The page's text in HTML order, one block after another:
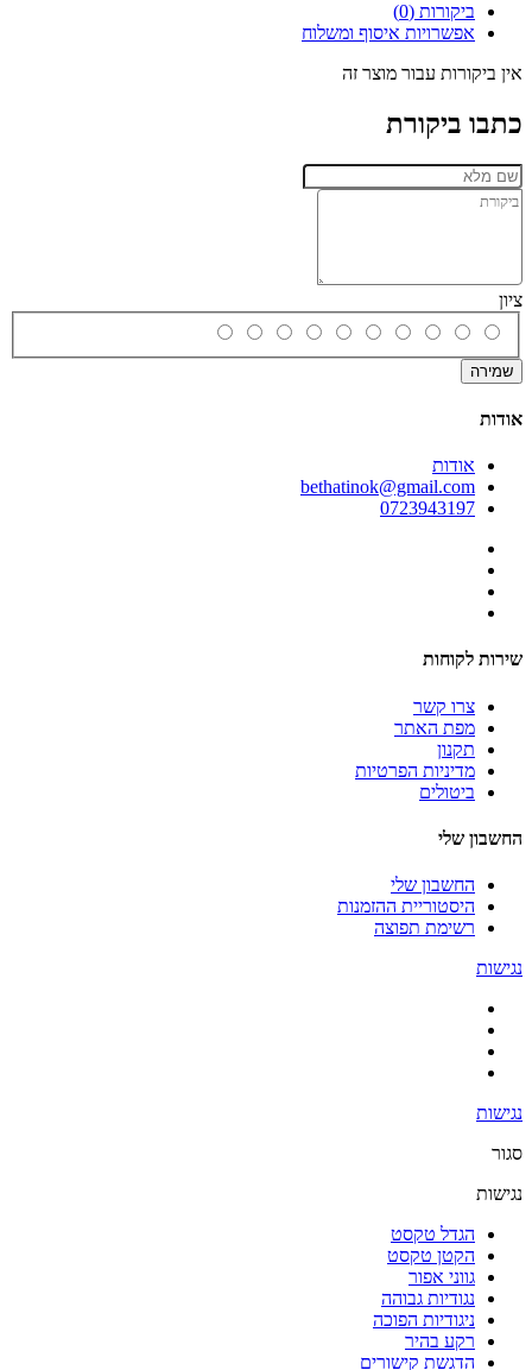
ביקורות (0)
אפשרויות איסוף ומשלוח
אין ביקורות עבור מוצר זה
כתבו ביקורת
ציון
שמירה
אודות
אודות
bethatinok@gmail.com
0723943197
שירות לקוחות
צרו קשר
מפת האתר
תקנון
מדיניות הפרטיות
ביטולים
החשבון שלי
החשבון שלי
היסטוריית ההזמנות
רשימת תפוצה
נגישות
נגישות
סגור
נגישות
הגדל טקסט
הקטן טקסט
גווני אפור
נגודיות גבוהה
ניגודיות הפוכה
רקע בהיר
הדגשת קישורים